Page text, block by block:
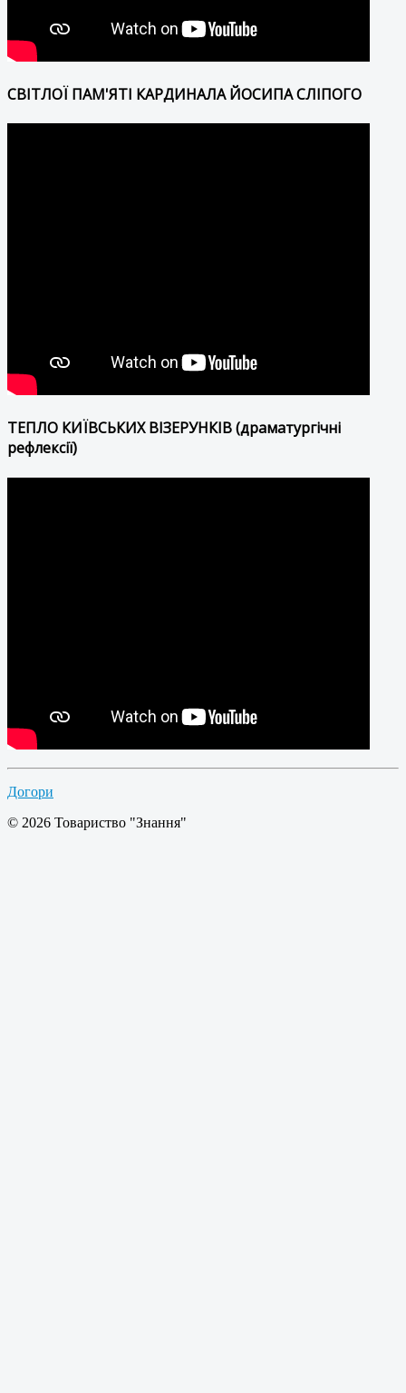
СВІТЛОЇ ПАМ'ЯТІ КАРДИНАЛА ЙОСИПА СЛІПОГО
ТЕПЛО КИЇВСЬКИХ ВІЗЕРУНКІВ (драматургічні
рефлексії)
Догори
© 2026 Товариство "Знання"